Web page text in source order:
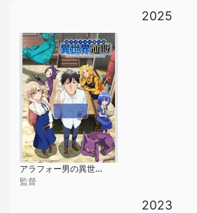
2025
アラフォー男の異世界通販
監督
2023